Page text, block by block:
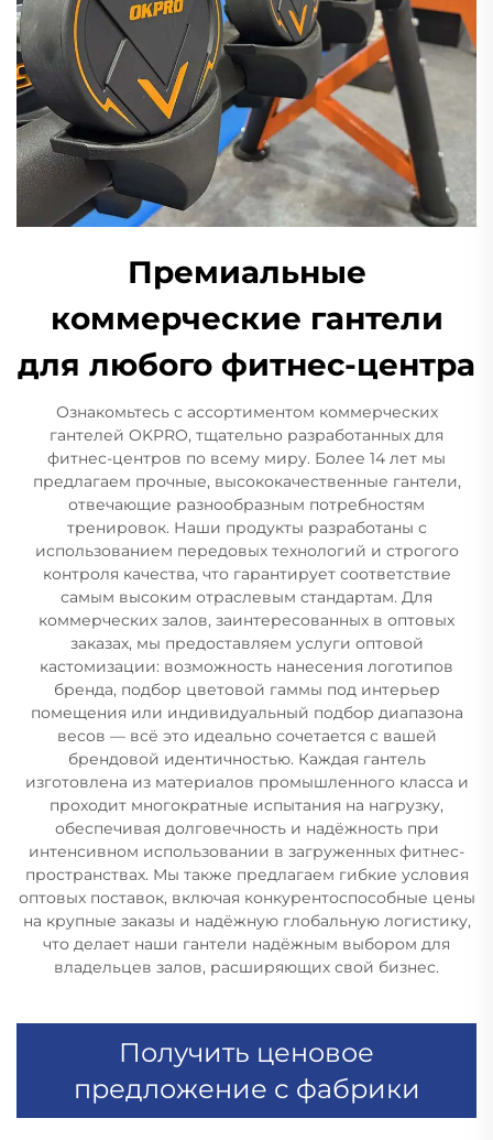
Премиальные
коммерческие гантели
для любого фитнес-центра
Ознакомьтесь с ассортиментом коммерческих
гантелей OKPRO, тщательно разработанных для
фитнес-центров по всему миру. Более 14 лет мы
предлагаем прочные, высококачественные гантели,
отвечающие разнообразным потребностям
тренировок. Наши продукты разработаны с
использованием передовых технологий и строгого
контроля качества, что гарантирует соответствие
самым высоким отраслевым стандартам. Для
коммерческих залов, заинтересованных в оптовых
заказах, мы предоставляем услуги оптовой
кастомизации: возможность нанесения логотипов
бренда, подбор цветовой гаммы под интерьер
помещения или индивидуальный подбор диапазона
весов — всё это идеально сочетается с вашей
брендовой идентичностью. Каждая гантель
изготовлена из материалов промышленного класса и
проходит многократные испытания на нагрузку,
обеспечивая долговечность и надёжность при
интенсивном использовании в загруженных фитнес-
пространствах. Мы также предлагаем гибкие условия
оптовых поставок, включая конкурентоспособные цены
на крупные заказы и надёжную глобальную логистику,
что делает наши гантели надёжным выбором для
владельцев залов, расширяющих свой бизнес.
Получить ценовое
предложение с фабрики